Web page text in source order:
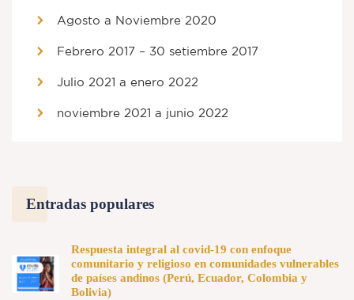
Agosto a Noviembre 2020
Febrero 2017 – 30 setiembre 2017
Julio 2021 a enero 2022
noviembre 2021 a junio 2022
Entradas populares
Respuesta integral al covid-19 con enfoque
comunitario y religioso en comunidades vulnerables
de países andinos (Perú, Ecuador, Colombia y
Bolivia)